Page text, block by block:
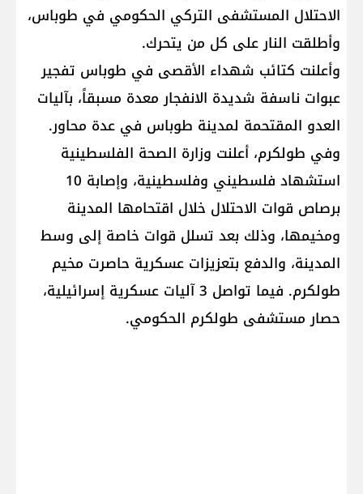
الاحتلال المستشفى التركي الحكومي في طوباس،
وأطلقت النار على كل من يتحرك.
وأعلنت كتائب شهداء الأقصى في طوباس تفجير
عبوات ناسفة شديدة الانفجار معدة مسبقاً، بآليات
العدو المقتحمة لمدينة طوباس في عدة محاور.
وفي طولكرم، أعلنت وزارة الصحة الفلسطينية
استشهاد فلسطيني وفلسطينية، وإصابة 10
برصاص قوات الاحتلال خلال اقتحامها المدينة
ومخيمها، وذلك بعد تسلل قوات خاصة إلى وسط
المدينة، والدفع بتعزيزات عسكرية حاصرت مخيم
طولكرم. فيما تواصل 3 آليات عسكرية إسرائيلية،
حصار مستشفى طولكرم الحكومي.